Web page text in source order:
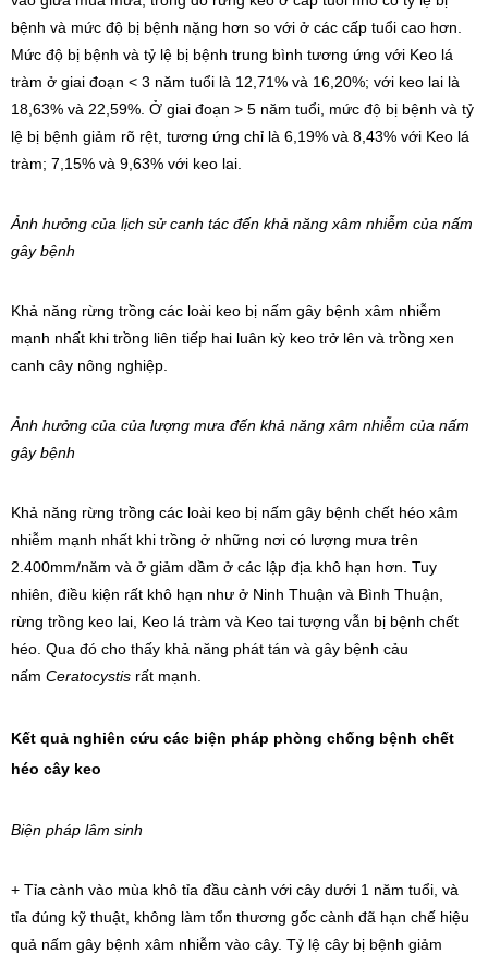
bệnh và mức độ bị bệnh nặng hơn so với ở các cấp tuổi cao hơn.
Mức độ bị bệnh và tỷ lệ bị bệnh trung bình tương ứng với Keo lá
tràm ở giai đoạn < 3 năm tuổi là 12,71% và 16,20%; với keo lai là
18,63% và 22,59%. Ở giai đoạn > 5 năm tuổi, mức độ bị bệnh và tỷ
lệ bị bệnh giảm rõ rệt, tương ứng chỉ là 6,19% và 8,43% với Keo lá
tràm; 7,15% và 9,63% với keo lai.
Ảnh hưởng của lịch sử canh tác đến khả năng xâm nhiễm của nấm
gây bệnh
Khả năng rừng trồng các loài keo bị nấm gây bệnh xâm nhiễm
mạnh nhất khi trồng liên tiếp hai luân kỳ keo trở lên và trồng xen
canh cây nông nghiệp.
Ảnh hưởng của của lượng mưa đến khả năng xâm nhiễm của nấm
gây bệnh
Khả năng rừng trồng các loài keo bị nấm gây bệnh chết héo xâm
nhiễm mạnh nhất khi trồng ở những nơi có lượng mưa trên
2.400mm/năm và ở giảm dầm ở các lập địa khô hạn hơn. Tuy
nhiên, điều kiện rất khô hạn như ở Ninh Thuận và Bình Thuận,
rừng trồng keo lai, Keo lá tràm và Keo tai tượng vẫn bị bệnh chết
héo. Qua đó cho thấy khả năng phát tán và gây bệnh cảu
nấm Ceratocystis rất mạnh.
Kết quả nghiên cứu các biện pháp phòng chống bệnh chết
héo cây keo
Biện pháp lâm sinh
+ Tỉa cành vào mùa khô tỉa đầu cành với cây dưới 1 năm tuổi, và
tỉa đúng kỹ thuật, không làm tổn thương gốc cành đã hạn chế hiệu
quả nấm gây bệnh xâm nhiễm vào cây. Tỷ lệ cây bị bệnh giảm